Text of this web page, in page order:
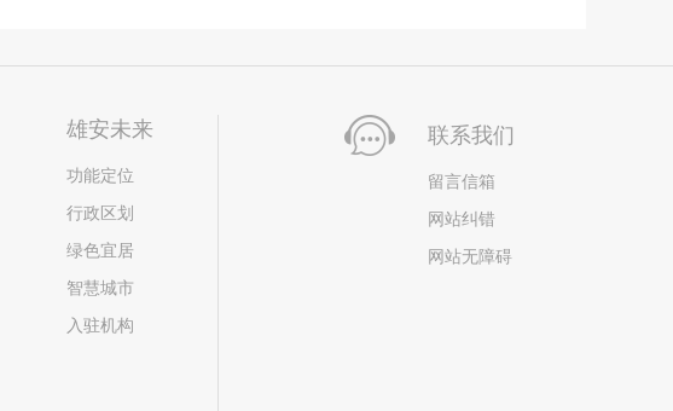
雄安未来
功能定位
行政区划
绿色宜居
智慧城市
入驻机构
联系我们
留言信箱
网站纠错
网站无障碍